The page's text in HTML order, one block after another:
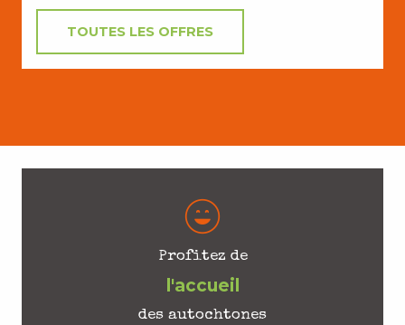
TOUTES LES OFFRES
Profitez de
l'accueil
des autochtones